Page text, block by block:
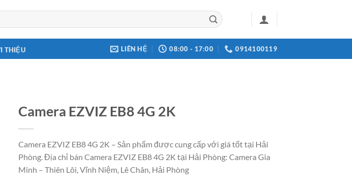
THIỆU LIÊN HỆ 08:00 - 17:00 0914100119
Camera EZVIZ EB8 4G 2K
Camera EZVIZ EB8 4G 2K – Sản phẩm được cung cấp với giá tốt tại Hải
Phòng. Địa chỉ bán Camera EZVIZ EB8 4G 2K tại Hải Phòng: Camera Gia
Minh – Thiên Lôi, Vĩnh Niệm, Lê Chân, Hải Phòng